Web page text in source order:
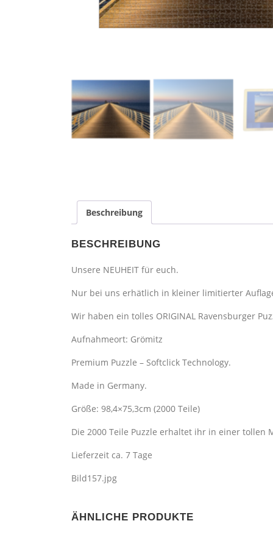
Beschreibung
BESCHREIBUNG
Unsere NEUHEIT für euch.
Nur bei uns erhätlich in kleiner limitierter
Wir haben ein tolles ORIGINAL Ravensburger
Aufnahmeort: Grömitz
Premium Puzzle – Softclick Technology.
Made in Germany.
Größe: 98,4×75,3cm (2000 Teile)
Die 2000 Teile Puzzle erhaltet ihr in einer tollen
Lieferzeit ca. 7 Tage
Bild157.jpg
ÄHNLICHE PRODUKTE